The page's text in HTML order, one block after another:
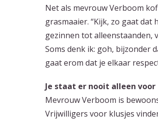
Net als mevrouw Verboom
grasmaaier. “Kijk, zo gaat dat
gezinnen tot alleenstaanden,
Soms denk ik: goh, bijzonder
gaat erom dat je elkaar
Je staat er nooit alleen voor
Mevrouw Verboom is
Vrijwilligers voor klusjes